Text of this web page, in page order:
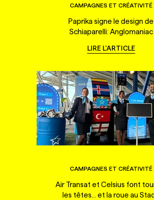
CAMPAGNES ET CRÉATIVITÉ
Paprika signe le design de
Schiaparelli: Anglomaniac
LIRE L'ARTICLE
CAMPAGNES ET CRÉATIVITÉ
Air Transat et Celsius font
les têtes... et la roue au